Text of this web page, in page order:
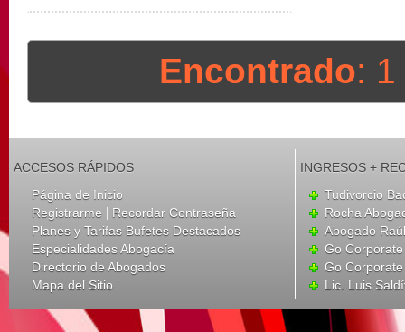
Encontrado:
ACCESOS RÁPIDOS
Página de Inicio
Registrarme | Recordar Contraseña
Planes y Tarifas Bufetes Destacados
Especialidades Abogacía
Directorio de Abogados
Mapa del Sitio
INGRESOS +
Tudivorcio
Rocha
Abogado
Go
Go
Lic. Luis